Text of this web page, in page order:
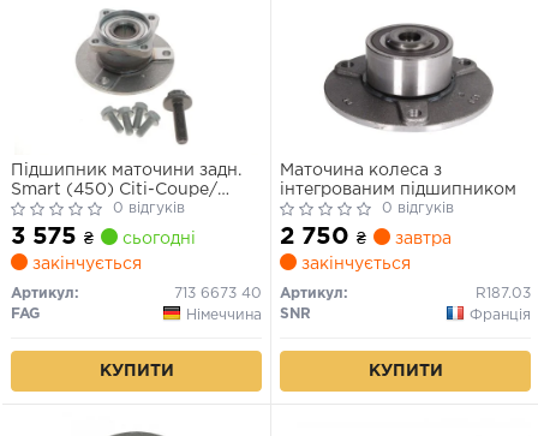
Підшипник маточини задн.
Smart (450) Citi-Coupe/
Fortwo 98-070 відгуків
3 575 ₴
сьогодні
закінчується
Артикул:
713 6673 40
FAG
Німеччина
КУПИТИ
Маточина колеса з
інтегрованим підшипником
0 відгуків
2 750 ₴
завтра
закінчується
Артикул:
R187.03
SNR
Франція
КУПИТИ